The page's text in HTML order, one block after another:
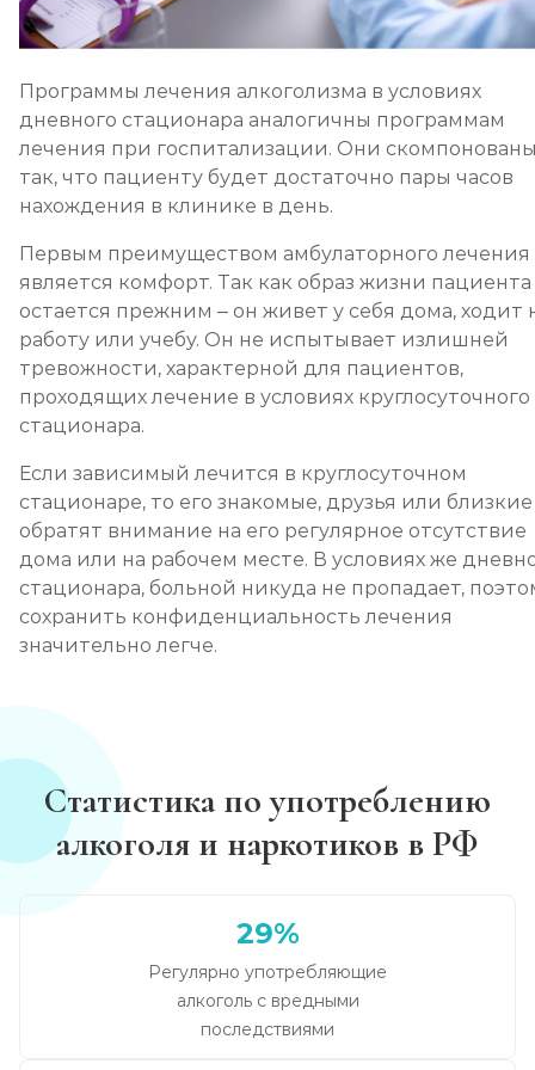
от 750 ₽ Записаться
Программы лечения алкоголизма в условиях
дневного стационара аналогичны программам
лечения при госпитализации. Они
так, что пациенту будет достаточно пары часов
нахождения в клинике в день.
Первым преимуществом амбулаторного лечения
является комфорт. Так как образ жизни пациента
остается прежним – он живет у себя дома, ходит
работу или учебу. Он не испытывает излишней
тревожности, характерной для пациентов,
проходящих лечение в условиях круглосуточного
стационара.
Если зависимый лечится в круглосуточном
стационаре, то его знакомые, друзья или близкие
обратят внимание на его регулярное отсутствие
дома или на рабочем месте. В условиях же
стационара, больной никуда не пропадает,
сохранить конфиденциальность лечения
значительно легче.
Статистика по употреблению
алкоголя и наркотиков в РФ
29%
Регулярно употребляющие
алкоголь с вредными
последствиями